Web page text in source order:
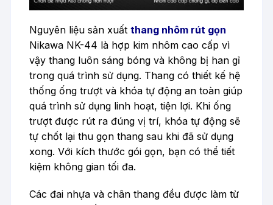
Nguyên liệu sản xuấtthang nhôm rút gọn
Nikawa NK-44 là hợp kim nhôm cao cấp vì
vậy thang luôn sáng bóng và không bị han gỉ
trong quá trình sử dụng. Thang có thiết kế hệ
thống ống trượt và khóa tự động an toàn giúp
quá trình sử dụng linh hoạt, tiện lợi. Khi ống
trượt được rút ra đúng vị trí, khóa tự động sẽ
tự chốt lại thu gọn thang sau khi đã sử dụng
xong. Với kích thước gói gọn, bạn có thể tiết
kiệm không gian tối đa.
Các đai nhựa và chân thang đều được làm từ